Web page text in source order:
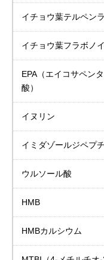
イチョウ葉テルペン
イチョウ葉フラボノ
EPA（エイコサペン
酸）
イヌリン
イミダゾールジペプ
ウルソール酸
HMB
HMBカルシウム